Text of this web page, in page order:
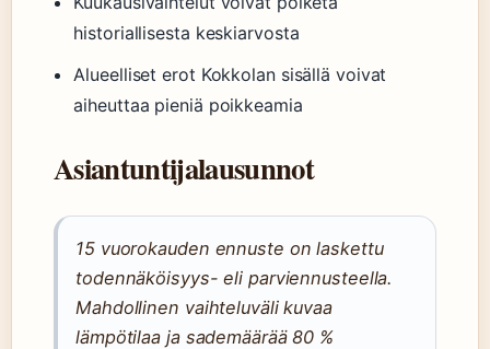
historiallisesta keskiarvosta
Alueelliset erot Kokkolan sisällä voivat
aiheuttaa pieniä poikkeamia
Asiantuntijalausunnot
15 vuorokauden ennuste on laskettu
todennäköisyys- eli parviennusteella.
Mahdollinen vaihteluväli kuvaa
lämpötilaa ja sademäärää 80 %